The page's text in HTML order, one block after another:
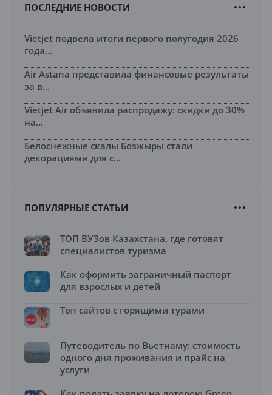
ПОСЛЕДНИЕ НОВОСТИ
Vietjet подвела итоги первого полугодия 2026
года...
Air Astana представила финансовые результаты
за в...
Vietjet Air объявила распродажу: скидки до 30%
на...
Белоснежные скалы Бозжыры стали
декорациями для с...
ПОПУЛЯРНЫЕ СТАТЬИ
ТОП ВУЗов Казахстана, где готовят
специалистов туризма
Как оформить заграничный паспорт
для взрослых и детей
Топ сайтов с горящими турами
Путеводитель по Вьетнаму: стоимость
одного дня проживания и прайс на
услуги